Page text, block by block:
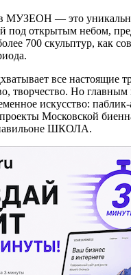
МУЗЕОН — это
под открытым небом,
700 скульптур, как
все настоящие
творчество. Но
искусство:
Московской
ШКОЛА.